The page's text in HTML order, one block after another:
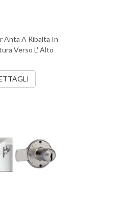
Anta A Ribalta In
Verso L' Alto